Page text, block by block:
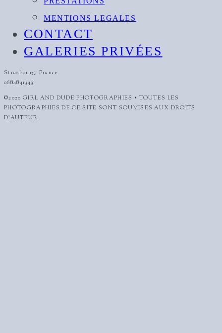
MENTIONS LEGALES
CONTACT
GALERIES PRIVÉES
Strasbourg, France
0684841343
©2020 GIRL AND DUDE PHOTOGRAPHIES • TOUTES LES
PHOTOGRAPHIES DE CE SITE SONT SOUMISES AUX DROITS
D'AUTEUR